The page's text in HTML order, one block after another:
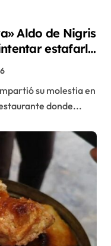
Aldo de Nigris
estafarlo
su molestia en
donde...